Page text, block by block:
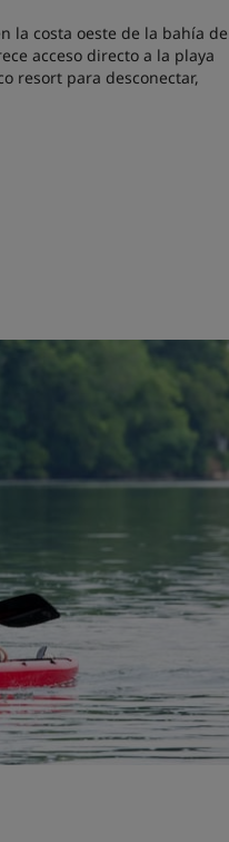
la costa oeste de la bahía de
acceso directo a la playa
resort para desconectar,